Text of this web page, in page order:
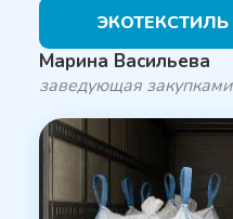
ЭКОТЕКСТИЛЬ
Марина Васильева
заведующая закупками